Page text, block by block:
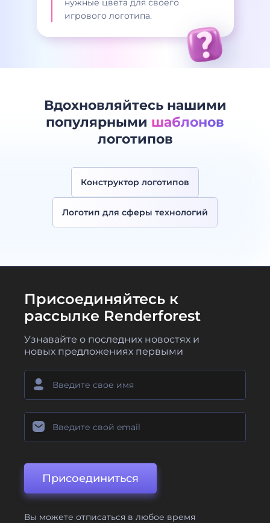
нужные цвета для своего
игрового логотипа.
Вдохновляйтесь нашими
популярными шаблонов
логотипов
Конструктор логотипов
Логотип для сферы технологий
Присоединяйтесь к
рассылке Renderforest
Узнавайте о последних новостях и
новых предложениях первыми
Присоединиться
Вы можете отписаться в любое время